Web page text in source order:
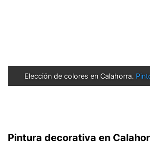
Elección de colores en Calahorra.
Pintura decorativa en